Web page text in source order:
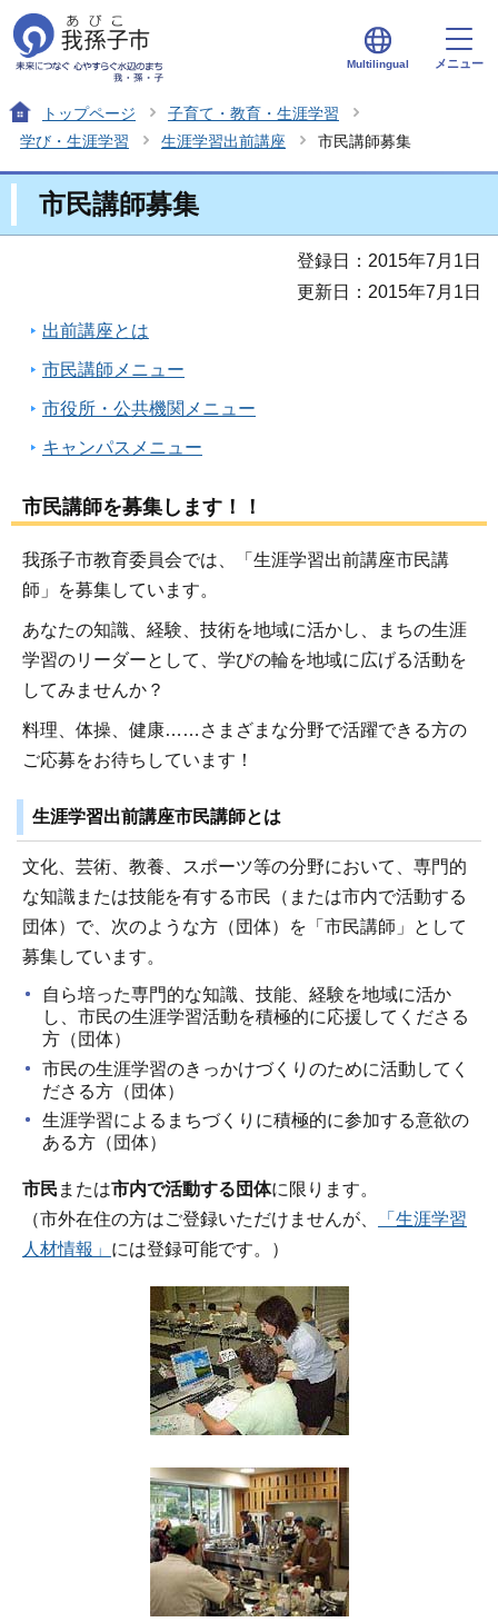
Multilingual メニュー
トップページ
子育て・教育・生涯学習
学び・生涯学習
生涯学習出前講座 市民講師募集
市民講師募集
登録日：2015年7月1日
更新日：2015年7月1日
出前講座とは
市民講師メニュー
市役所・公共機関メニュー
キャンパスメニュー
市民講師を募集します！！
我孫子市教育委員会では、「生涯学習出前講座市民講
師」を募集しています。
あなたの知識、経験、技術を地域に活かし、まちの生涯
学習のリーダーとして、学びの輪を地域に広げる活動を
してみませんか？
料理、体操、健康……さまざまな分野で活躍できる方の
ご応募をお待ちしています！
生涯学習出前講座市民講師とは
文化、芸術、教養、スポーツ等の分野において、専門的
な知識または技能を有する市民（または市内で活動する
団体）で、次のような方（団体）を「市民講師」として
募集しています。
自ら培った専門的な知識、技能、経験を地域に活か
し、市民の生涯学習活動を積極的に応援してくださる
方（団体）
市民の生涯学習のきっかけづくりのために活動してく
ださる方（団体）
生涯学習によるまちづくりに積極的に参加する意欲の
ある方（団体）
市民または市内で活動する団体に限ります。
（市外在住の方はご登録いただけませんが、
「生涯学習
人材情報」 には登録可能です。）